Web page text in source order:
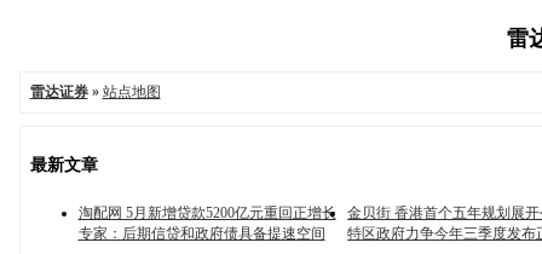
雷
雷达证券» 站点地图
最新文章
淘配网 5月新增贷款5200亿元重回正增长
专家：后期信贷和政府债具备提速空间
金贝街 香港首个五年规划展
特区政府力争今年三季度发布